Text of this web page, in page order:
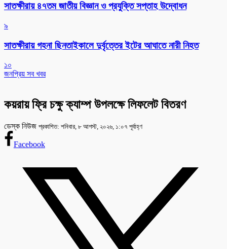
সাতক্ষীরায় ৪৭তম জাতীয় বিজ্ঞান ও প্রযুক্তি সপ্তাহ উদ্বোধন
৯
সাতক্ষীরায় গহনা ছিনতাইকালে দুর্বৃত্তের ইটের আঘাতে নারী নিহত
১০
জনপ্রিয় সব খবর
কয়রায় ফ্রি চক্ষু ক্যাম্প উপলক্ষে লিফলেট বিতরণ
ডেস্ক নিউজ প্রকাশিত: শনিবার, ৮ আগস্ট, ২০২৬, ১:০৭ পূর্বাহ্ণ
Facebook